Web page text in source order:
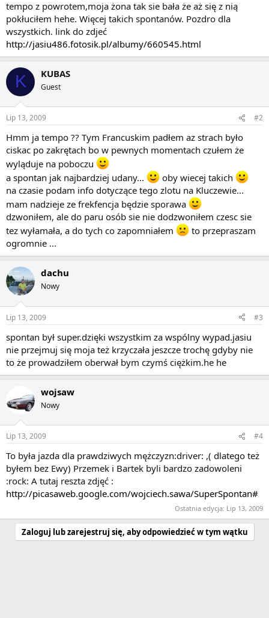
tempo z powrotem,moja żona tak sie bała że aż się z nią
pokłuciłem hehe. Więcej takich spontanów. Pozdro dla
wszystkich. link do zdjeć
http://jasiu486.fotosik.pl/albumy/660545.html
K KUBAS
Guest
Lip 13, 2009 #2
Hmm ja tempo ?? Tym Francuskim padłem az strach było
ciskac po zakrętach bo w pewnych momentach czułem że
wyląduje na poboczu
a spontan jak najbardziej udany...
oby wiecej takich
na czasie podam info dotyczące tego zlotu na Kluczewie...
mam nadzieje ze frekfencja będzie sporawa
dzwoniłem, ale do paru osób sie nie dodzwoniłem czesc sie
tez wyłamała, a do tych co zapomniałem
to przepraszam
ogromnie ...
dachu
Nowy
Lip 13, 2009 #3
spontan był super.dzięki wszystkim za wspólny wypad.jasiu
nie przejmuj się moja też krzyczała jeszcze trochę gdyby nie
to że prowadziłem oberwał bym czymś ciężkim.he he
wojsaw
Nowy
Lip 13, 2009 #4
To była jazda dla prawdziwych mężczyzn:driver: ,( dlatego też
byłem bez Ewy) Przemek i Bartek byli bardzo zadowoleni
:rock: A tutaj reszta zdjęć :
http://picasaweb.google.com/wojciech.sawa/SuperSpontan#
Ostatnia edycja: Lip 13, 2009
Zaloguj lub zarejestruj się, aby odpowiedzieć w tym wątku